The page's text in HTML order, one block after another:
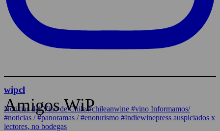
wipcl
Noticias del Vino de Chile/#chileanwine #vino Informamos/
#noticias / #panoramas / #enoturismo #Indiewinepress auspiciados x
lectores, no bodegas
Amigos WiP